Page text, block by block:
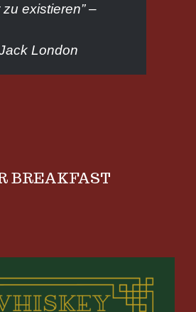
zu existieren” –
London
BREAKFAST